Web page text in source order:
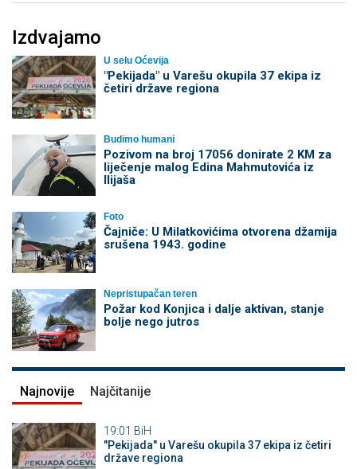
Izdvajamo
U selu Oćevija
"Pekijada" u Varešu okupila 37 ekipa iz
četiri države regiona
Budimo humani
Pozivom na broj 17056 donirate 2 KM za
liječenje malog Edina Mahmutovića iz
Ilijaša
Foto
Čajniče: U Milatkovićima otvorena džamija
srušena 1943. godine
Nepristupačan teren
Požar kod Konjica i dalje aktivan, stanje
bolje nego jutros
Najnovije Najčitanije
19:01 BiH
"Pekijada" u Varešu okupila 37 ekipa iz četiri
države regiona